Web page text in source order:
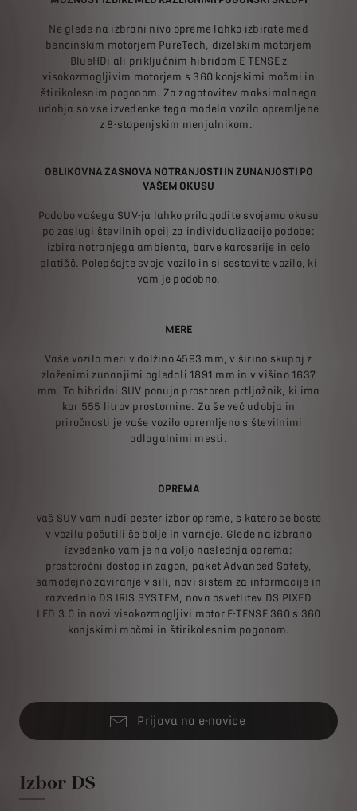
Ne glede na izbrani nivo opreme lahko izbirate med
bencinskim motorjem PureTech, dizelskim motorjem
BlueHDi ali priključnim hibridom E-TENSE z
visokozmogljivim motorjem s 360 konjskimi močmi in
štirikolesnim pogonom. Za zagotovitev maksimalnega
udobja so vse izvedenke tega modela vozila opremljene
z 8-stopenjskim menjalnikom.
OBLIKOVNA ZASNOVA NOTRANJOSTI IN ZUNANJOSTI PO
VAŠEM OKUSU
Podobo vašega SUV-ja lahko prilagodite svojemu okusu
po zaslugi številnih opcij za individualizacijo podobe:
izbira notranjega ambienta, barve karoserije in celo
platišč. Polepšajte svoje vozilo in si sestavite vozilo, ki
vam je podobno.
MERE
Vaše vozilo meri v dolžino 4593 mm, v širino skupaj z
zloženimi zunanjimi ogledali 1891 mm in v višino 1637
mm. Ta hibridni SUV ponuja prostoren prtljažnik, ki ima
kar 555 litrov prostornine. Za še več udobja in
priročnosti je vaše vozilo opremljeno s številnimi
odlagalnimi mesti.
OPREMA
Vaš SUV vam nudi pester izbor opreme, s katero se boste
v vozilu počutili še bolje in varneje. Glede na izbrano
izvedenko vam je na voljo naslednja oprema:
prostoročni dostop in zagon, paket Advanced Safety,
samodejno zaviranje v sili, novi sistem za informacije in
razvedrilo DS IRIS SYSTEM, nova osvetlitev DS PIXED
LED 3.0 in novi visokozmogljivi motor E-TENSE 360 s 360
konjskimi močmi in štirikolesnim pogonom.
Prijava na e-novice
Izbor DS